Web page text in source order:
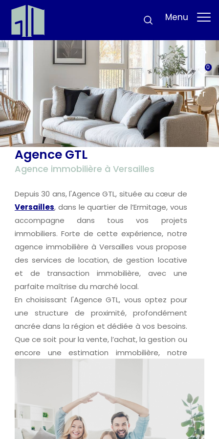
Menu
0
Fr
Agence GTL
Agence immobilière à Versailles
Depuis 30 ans, l'Agence GTL, située au cœur de
Versailles, dans le quartier de l’Ermitage, vous
accompagne dans tous vos projets
immobiliers. Forte de cette expérience, notre
agence immobilière à Versailles vous propose
des services de location, de gestion locative
et de transaction immobilière, avec une
parfaite maîtrise du marché local.
En choisissant l'Agence GTL, vous optez pour
une structure de proximité, profondément
ancrée dans la région et dédiée à vos besoins.
Que ce soit pour la vente, l’achat, la gestion ou
encore une estimation immobilière, notre
Un projet immobilier ?
Découvrez nos prestations